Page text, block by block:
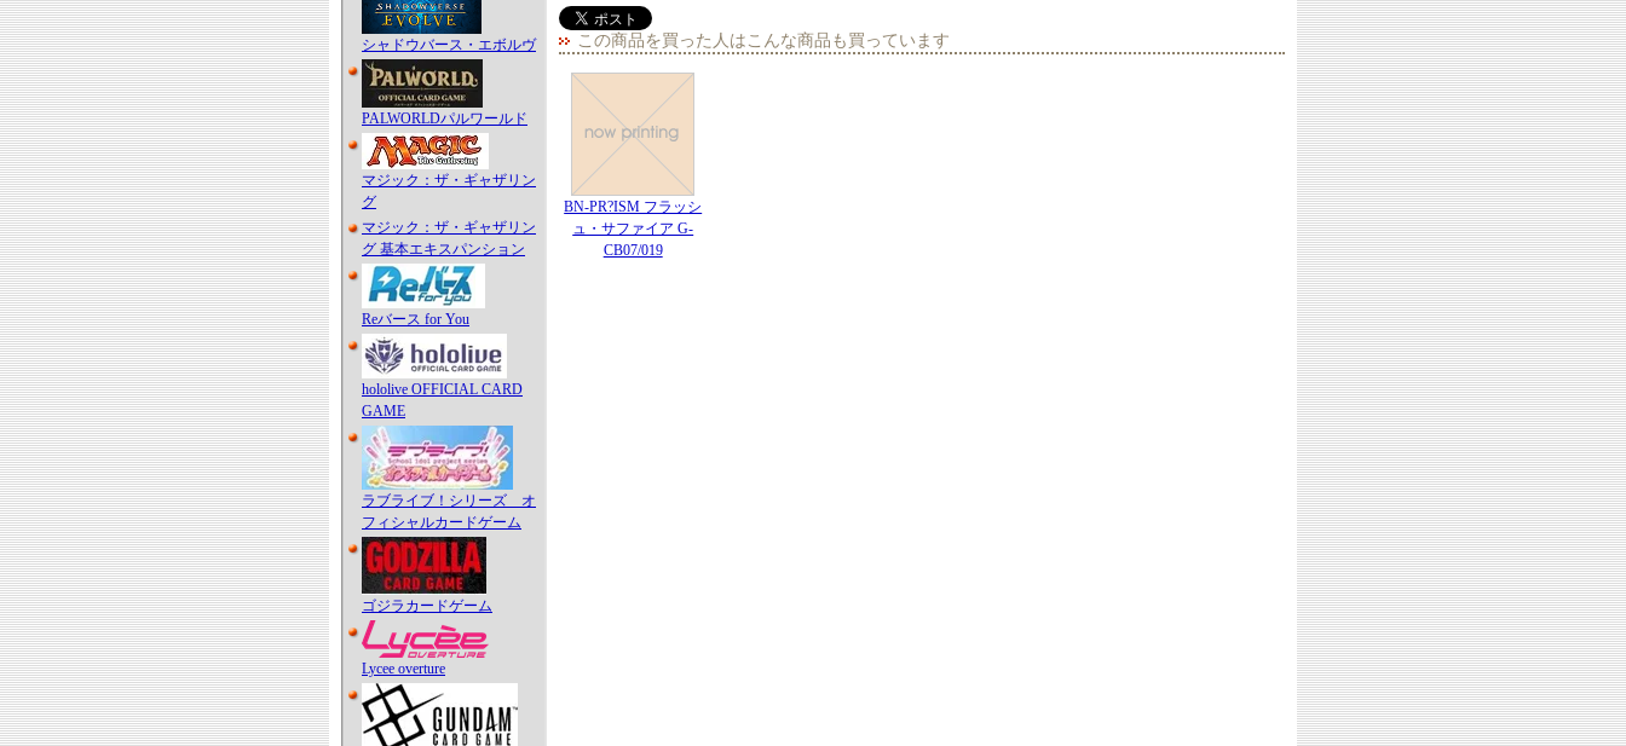
シャドウバース・エボルヴ
PALWORLDパルワールド
マジック：ザ・ギャザリン
グ
マジック：ザ・ギャザリン
グ 基本エキスパンション
Reバース for You
hololive OFFICIAL CARD
GAME
ラブライブ！シリーズ オ
フィシャルカードゲーム
ゴジラカードゲーム
Lycee overture
この商品を買った人はこんな商品も買っています
BN-PR?ISM フラッシ
ュ・サファイア G-
CB07/019